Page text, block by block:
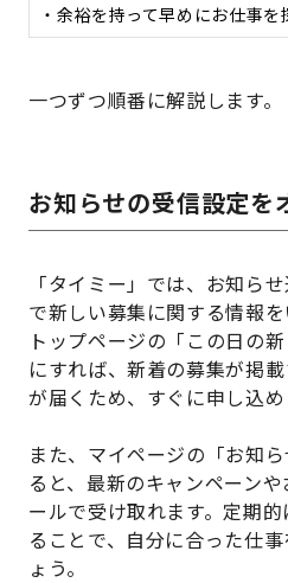
・余裕を持って早めにお仕事を
一つずつ順番に解説します。
お知らせの受信設定を
「タイミー」では、お知ら
で新しい募集に関する情報を
トップページの「この日の
にすれば、新着の募集が掲
が届くため、すぐに申し込め
また、マイページの「お知
ると、最新のキャンペーン
ールで受け取れます。定期
ることで、自分に合った仕
ょう。